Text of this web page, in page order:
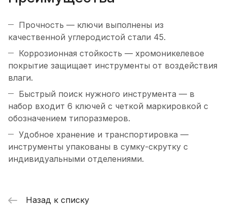
Прочность — ключи выполнены из
качественной углеродистой стали 45.
Коррозионная стойкость — хромоникелевое
покрытие защищает инструменты от воздействия
влаги.
Быстрый поиск нужного инструмента — в
набор входит 6 ключей с четкой маркировкой с
обозначением типоразмеров.
Удобное хранение и транспортировка —
инструменты упакованы в сумку-скрутку с
индивидуальными отделениями.
Назад к списку